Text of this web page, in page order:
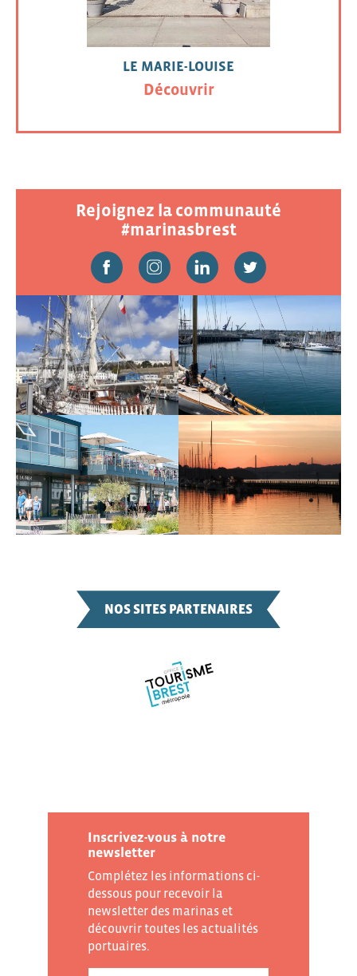
LE MARIE-LOUISE
Découvrir
Rejoignez la communauté
#marinasbrest
NOS SITES PARTENAIRES
Inscrivez-vous à notre
newsletter
Complétez les informations ci-
dessous pour recevoir la
newsletter des marinas et
découvrir toutes les actualités
portuaires.